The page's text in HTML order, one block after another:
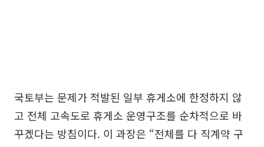
국토부는 문제가 적발된 일부 휴게소에 한정하지 않
고 전체 고속도로 휴게소 운영구조를 순차적으로 바
꾸겠다는 방침이다. 이 과장은 “전체를 다 직계약 구